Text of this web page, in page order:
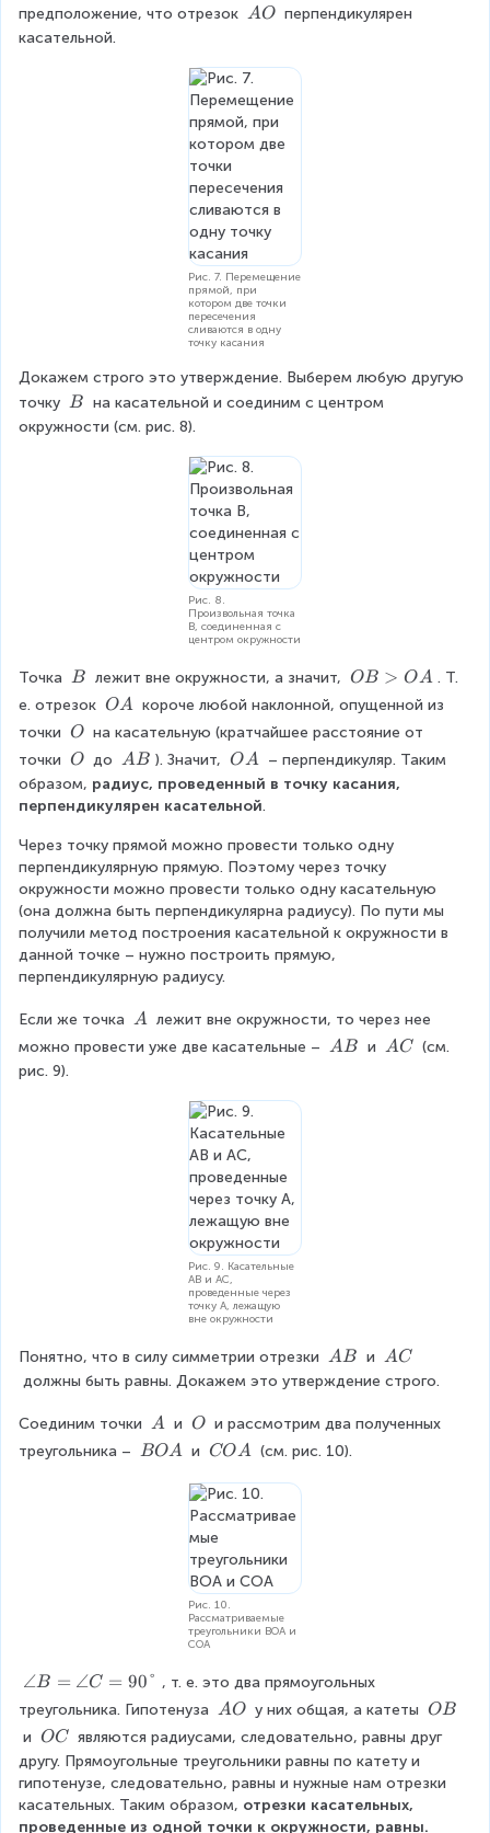
предположение, что отрезок \
O
AO перпендикулярен
касательной.
Рис. 7. Перемещение
прямой, при
котором две точки
пересечения
сливаются в одну
точку касания
Докажем строго это утверждение. Выберем любую другую
точку \
\
B на касательной и соединим с центром
окружности (см. рис. 8).
Рис. 8.
Произвольная точка
B, соединенная с
центром окружности
Точка \
\
B
B лежит вне окружности, а значит, O
B
>
O
A
OB > OA . Т.
е. отрезок \
\
A
OA короче любой наклонной, опущенной из
точки \
\
O на касательную (кратчайшее расстояние от
точки \
\
O
O до \
\
A
AB ). Значит, \
\
O
OA – перпендикуляр. Таким
образом, радиус, проведенный в точку касания,
перпендикулярен касательной.
Через точку прямой можно провести только одну
перпендикулярную прямую. Поэтому через точку
окружности можно провести только одну касательную
(она должна быть перпендикулярна радиусу). По пути мы
получили метод построения касательной к окружности в
данной точке – нужно построить прямую,
перпендикулярную радиусу.
Если же точка \
\
A лежит вне окружности, то через нее
можно провести уже две касательные – \
AB и \
AC (см.
рис. 9).
Рис. 9. Касательные
AB и AC,
проведенные через
точку A, лежащую
вне окружности
Понятно, что в силу симметрии отрезки \
\
B
AB и \
\
C
AC
должны быть равны. Докажем это утверждение строго.
Соединим точки \
\
A и \
\
O и рассмотрим два полученных
треугольника – \
BOA и \
C
O
A
COA (см. рис. 10).
Рис. 10.
Рассматриваемые
треугольники BOA и
COA
\
a
n
g
le
B
=
∠B = ∠C = 90° , т. е. это два прямоугольных
треугольника. Гипотенуза \
\
AO у них общая, а катеты \
\
O
OB
и \
\
O
C
OC являются радиусами, следовательно, равны друг
другу. Прямоугольные треугольники равны по катету и
гипотенузе, следовательно, равны и нужные нам отрезки
касательных. Таким образом, отрезки касательных,
проведенные из одной точки к окружности, равны.